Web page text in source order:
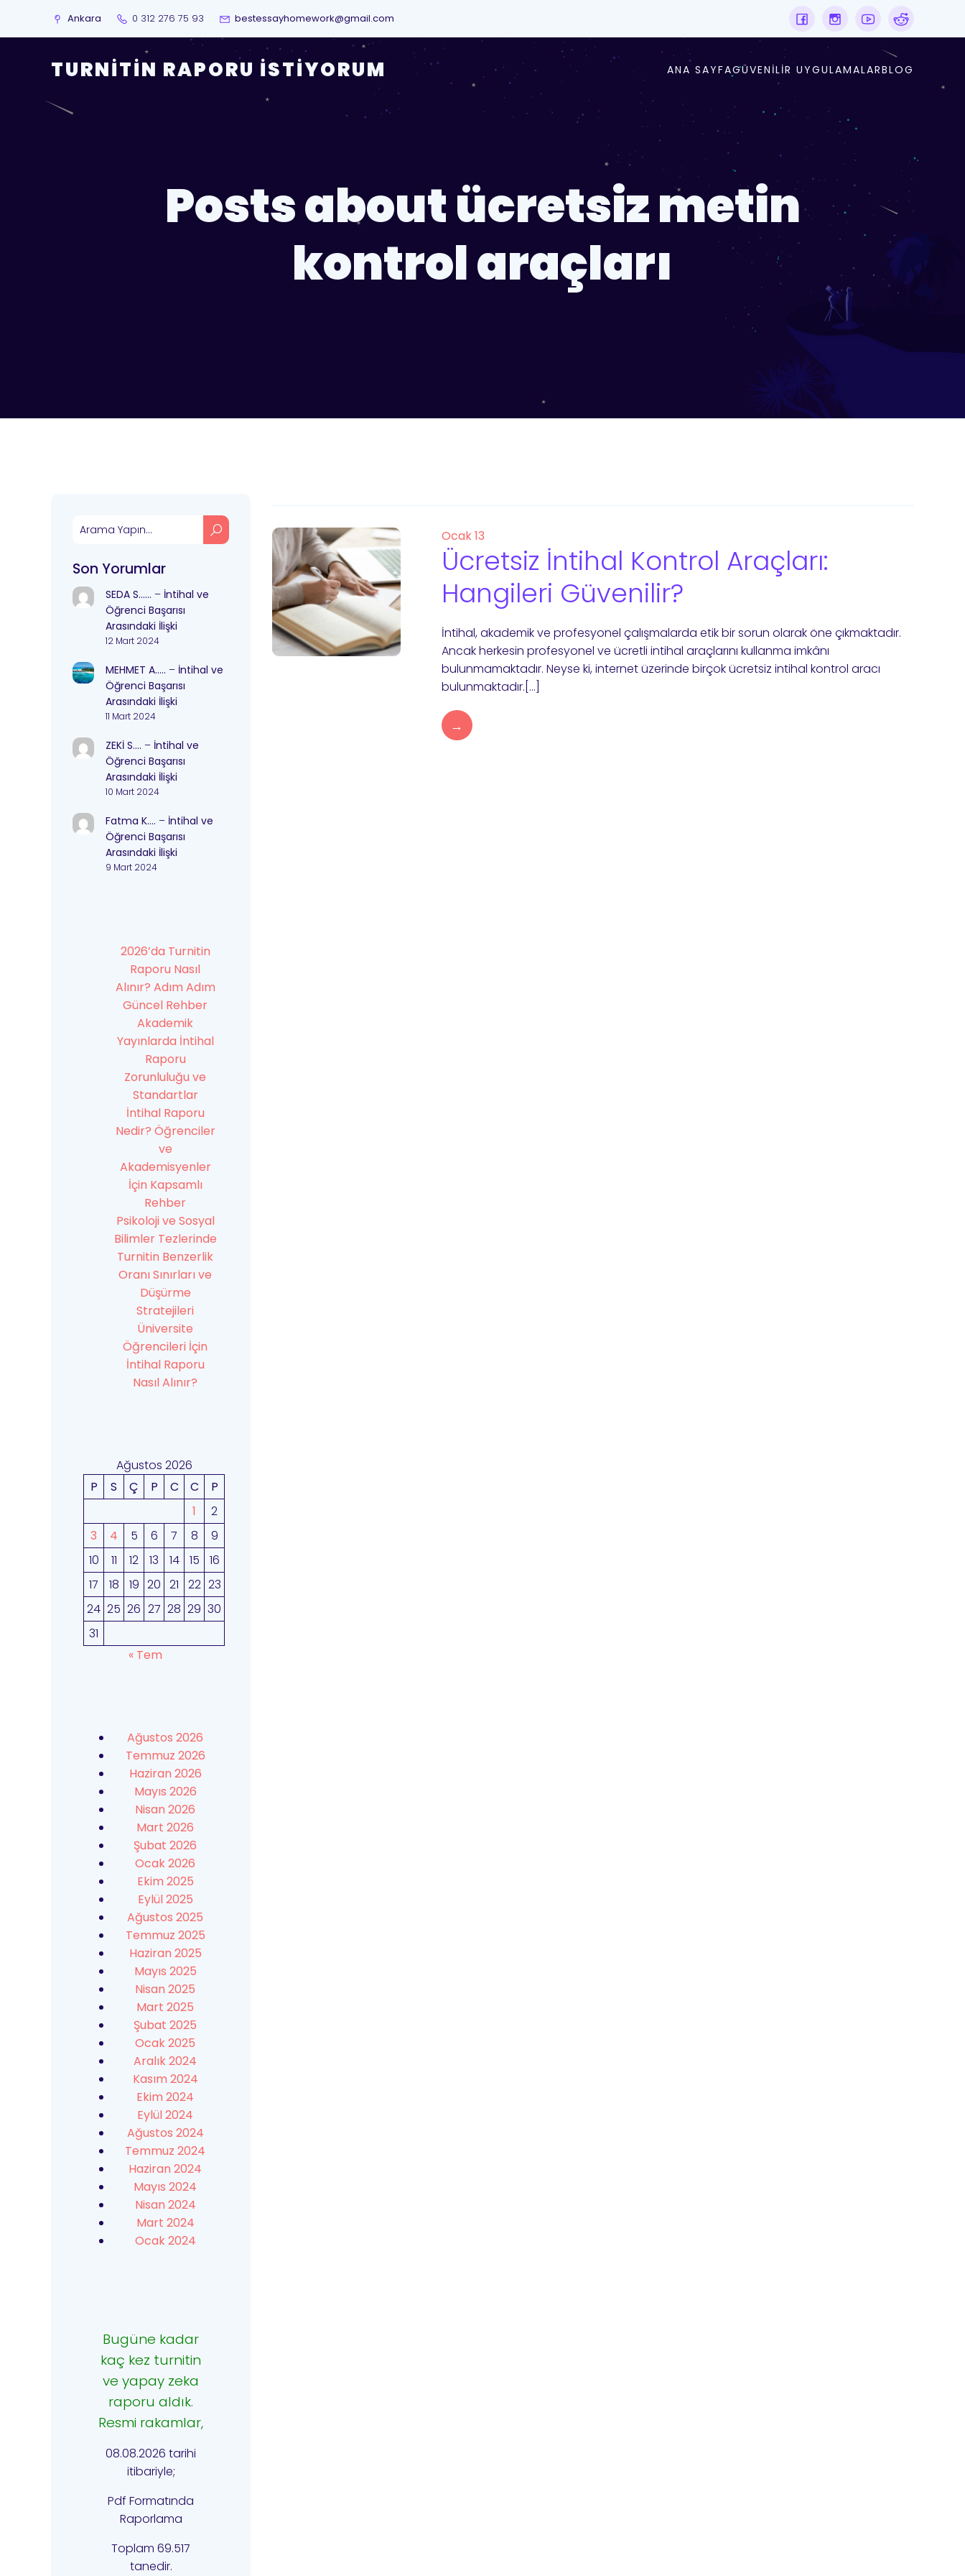
Ankara 0 312 276 75 93 bestessayhomework@gmail.com
TURNITIN RAPORU İSTIYORUM ANA SAYFAGÜVENILIR UYGULAMALARBLOG
Posts about ücretsiz metin
kontrol araçları
Son Yorumlar
SEDA S…… – İntihal ve
Öğrenci Başarısı
Arasındaki İlişki
12 Mart 2024
MEHMET A….. – İntihal ve
Öğrenci Başarısı
Arasındaki İlişki
11 Mart 2024
ZEKİ S…. – İntihal ve
Öğrenci Başarısı
Arasındaki İlişki
10 Mart 2024
Fatma K…. – İntihal ve
Öğrenci Başarısı
Arasındaki İlişki
9 Mart 2024
2026’da Turnitin
Raporu Nasıl
Alınır? Adım Adım
Güncel Rehber
Akademik
Yayınlarda İntihal
Raporu
Zorunluluğu ve
Standartlar
İntihal Raporu
Nedir? Öğrenciler
ve
Akademisyenler
İçin Kapsamlı
Rehber
Psikoloji ve Sosyal
Bilimler Tezlerinde
Turnitin Benzerlik
Oranı Sınırları ve
Düşürme
Stratejileri
Üniversite
Öğrencileri İçin
İntihal Raporu
Nasıl Alınır?
Ağustos 2026
P
S Ç P C C
P
1
2
3
4 5 6 7 8
9
10
11 12 13 14 15
16
17
18 19 20 21 22 23
24 25 26 27 28 29 30
31
« Tem
Ağustos 2026
Temmuz 2026
Haziran 2026
Mayıs 2026
Nisan 2026
Mart 2026
Şubat 2026
Ocak 2026
Ekim 2025
Eylül 2025
Ağustos 2025
Temmuz 2025
Haziran 2025
Mayıs 2025
Nisan 2025
Mart 2025
Şubat 2025
Ocak 2025
Aralık 2024
Kasım 2024
Ekim 2024
Eylül 2024
Ağustos 2024
Temmuz 2024
Haziran 2024
Mayıs 2024
Nisan 2024
Mart 2024
Ocak 2024
Bugüne kadar
kaç kez turnitin
ve yapay zeka
raporu aldık.
Resmi rakamlar,
08.08.2026 tarihi
itibariyle;
Pdf Formatında
Raporlama
Toplam 69.517
tanedir.
Ocak 13
Ücretsiz İntihal Kontrol Araçları:
Hangileri Güvenilir?
İntihal, akademik ve profesyonel çalışmalarda etik bir sorun olarak öne çıkmaktadır.
Ancak herkesin profesyonel ve ücretli intihal araçlarını kullanma imkânı
bulunmamaktadır. Neyse ki, internet üzerinde birçok ücretsiz intihal kontrol aracı
bulunmaktadır.[…]
→